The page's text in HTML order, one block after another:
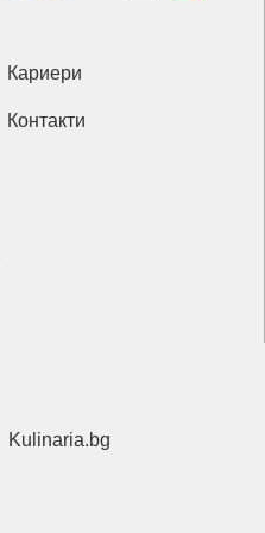
Кариери
Контакти
Kulinaria.bg